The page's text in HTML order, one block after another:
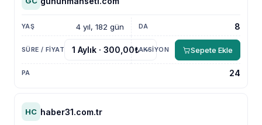
4 yıl, 182 gün 8
24
Sepete Ekle
HC haber31.com.tr